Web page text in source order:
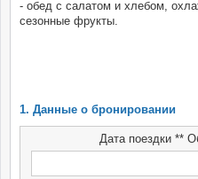
- обед с салатом и хлебом,
сезонные фрукты.
1. Данные о бронировании
Дата поездки **